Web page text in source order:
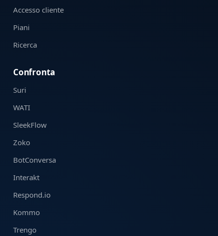
Accesso cliente
Piani
Ricerca
Confronta
Suri
WATI
SleekFlow
Zoko
BotConversa
Interakt
Respond.io
Kommo
Trengo